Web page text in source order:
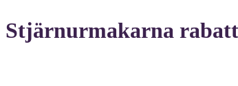
Stjärnurmakarna